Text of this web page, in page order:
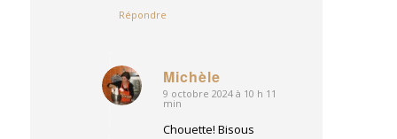
Répondre
Michèle
dit
9 octobre 2024 à 10 h 11
min
Chouette! Bisous